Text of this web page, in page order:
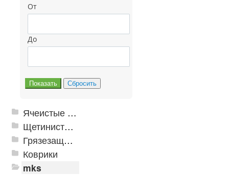
От
До
Ячеистые грязезащитные покрытия
Щетинистые покрытия
Грязезащитные, влаговпитывающие покрытия
Коврики
mks